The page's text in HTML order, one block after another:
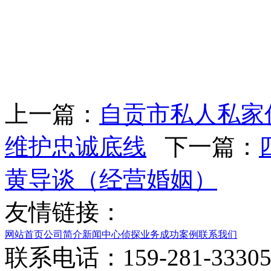
上一篇： 自贡市私人私
维护忠诚底线
下一篇：
黄导谈（经营婚姻）
友情链接：
网站首页公司简介新闻中心侦探业务成功案例联系我们
联系电话：159-281-